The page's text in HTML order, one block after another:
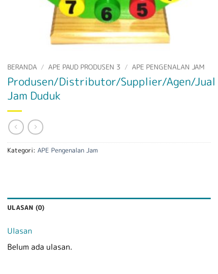
BERANDA / APE PAUD PRODUSEN 3 / APE PENGENALAN JAM
Produsen/Distributor/Supplier/Agen/Jual
Jam Duduk
Kategori: APE Pengenalan Jam
ULASAN (0)
Ulasan
Belum ada ulasan.